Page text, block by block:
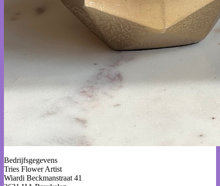
Bedrijfsgegevens
Tries Flower Artist
Wiardi Beckmanstraat 41